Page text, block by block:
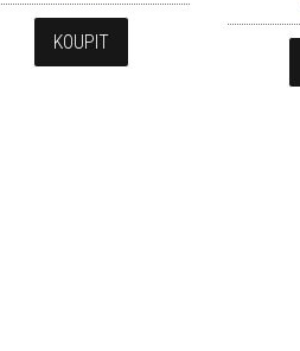
KOUPIT